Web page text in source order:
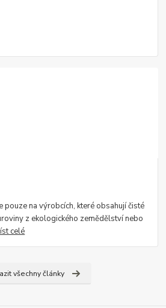
pouze na výrobcích, které obsahují čisté
z ekologického zemědělství nebo
celé
všechny články